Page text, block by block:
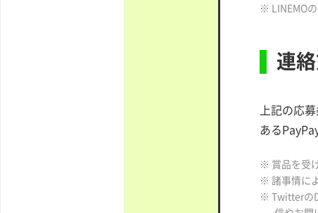
※ LINEMO
連
上記の応
ある
※ 賞品を受
※ 諸事情に
※ Twitterの